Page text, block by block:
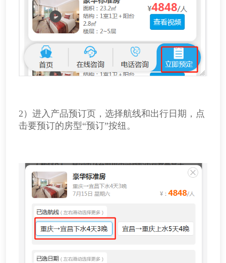
2）进入产品预订页，选择航线和出行日期，点
击要预订的房型“预订”按纽。